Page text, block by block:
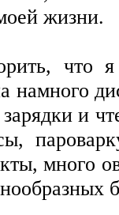
жизни.
что
намного
зарядки и
много